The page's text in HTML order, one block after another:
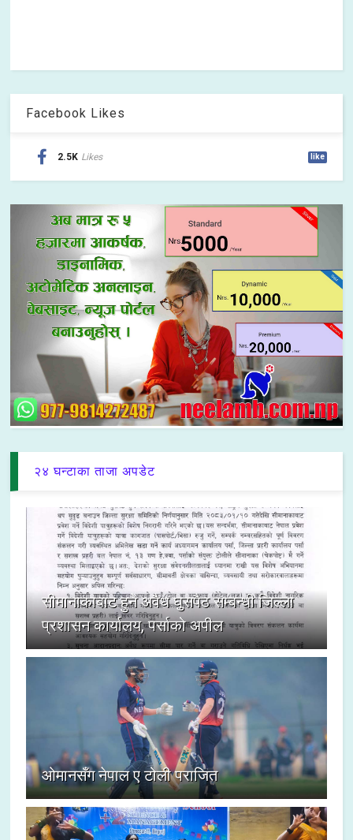
Facebook Likes
2.5K Likes like
२४ घन्टाका ताजा अपडेट
सीमानाकाबाट हुने अवैध घुसपैठ सम्बन्धी जिल्ला
प्रशासन कार्यालय, पर्साको अपील
ओमानसँग नेपाल ए टोली पराजित